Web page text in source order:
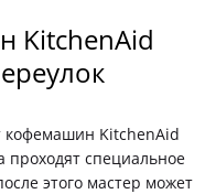
KitchenAid
кофемашин KitchenAid
проходят специальное
этого мастер может